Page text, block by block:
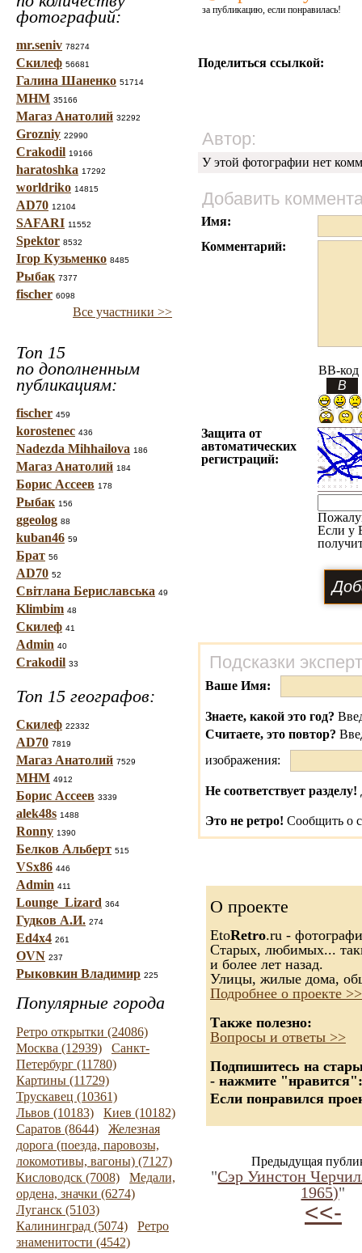
фотографий:
mr.seniv 78274
Скилеф 56681
Галина Шаненко 51714
МНМ 35166
Магаз Анатолий 32292
Grozniy 22990
Crakodil 19166
haratoshka 17292
worldriko 14815
AD70 12104
SAFARI 11552
Spektor 8532
Ігор Кузьменко 8485
Рыбак 7377
fischer 6098
Все участники >>
Топ 15
по дополненным
публикациям:
fischer 459
korostenec 436
Nadezda Mihhailova 186
Магаз Анатолий 184
Борис Ассеев 178
Рыбак 156
ggeolog 88
kuban46 59
Брат 56
AD70 52
Світлана Бериславська 49
Klimbim 48
Скилеф 41
Admin 40
Crakodil 33
Топ 15 географов:
Скилеф 22332
AD70 7819
Магаз Анатолий 7529
МНМ 4912
Борис Ассеев 3339
alek48s 1488
Ronny 1390
Белков Альберт 515
VSx86 446
Admin 411
Lounge_Lizard 364
Гудков А.И. 274
Ed4x4 261
OVN 237
Рыковкин Владимир 225
Популярные города
Ретро открытки (24086)
Москва (12939)
Санкт-
Петербург (11780)
Картины (11729)
Трускавец (10361)
Львов (10183)
Киев (10182)
Саратов (8644)
Железная
дорога (поезда, паровозы,
локомотивы, вагоны) (7127)
Кисловодск (7008)
Медали,
ордена, значки (6274)
Луганск (5103)
Калининград (5074)
Ретро
знаменитости (4542)
за публикацию, если понравилась!
Поделиться ссылкой:
Автор:
У этой фотографии нет
Добавить
Имя:
Комментарий:
BB-код
Защита от
автоматических
регистраций:
Если у
Подсказки
Ваше Имя:
Знаете, какой это год?
Считаете, это повтор?
изображения:
Не соответствует разделу!
Это не ретро! Сообщить о
О проекте
EtoRetro.ru -
Старых, любимых...
и более лет назад.
Улицы, жилые дома,
Подробнее о проекте >>
Также полезно:
Вопросы и ответы >>
Подпишитесь на
- нажмите "нравится":
Если понравился
Предыдущая
"Сэр Уинстон
1965)"
<<-